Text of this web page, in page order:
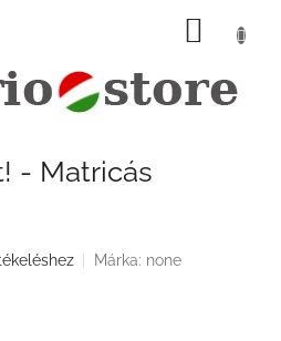
KOSÁR
- Matricás
Márka: none